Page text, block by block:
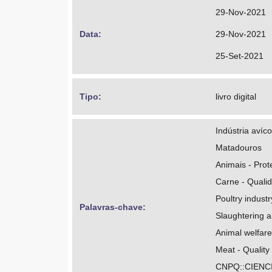
https://
http://
Pedrão,
https://
http://
Data:
29-Nov-2021
29-Nov-2021
25-Set-2021
Tipo: livro digital
Palavras-chave:
Indústria
Matadouros
Animais -
Carne -
Poultry
Slaughtering
Animal welfare
Meat - Quality